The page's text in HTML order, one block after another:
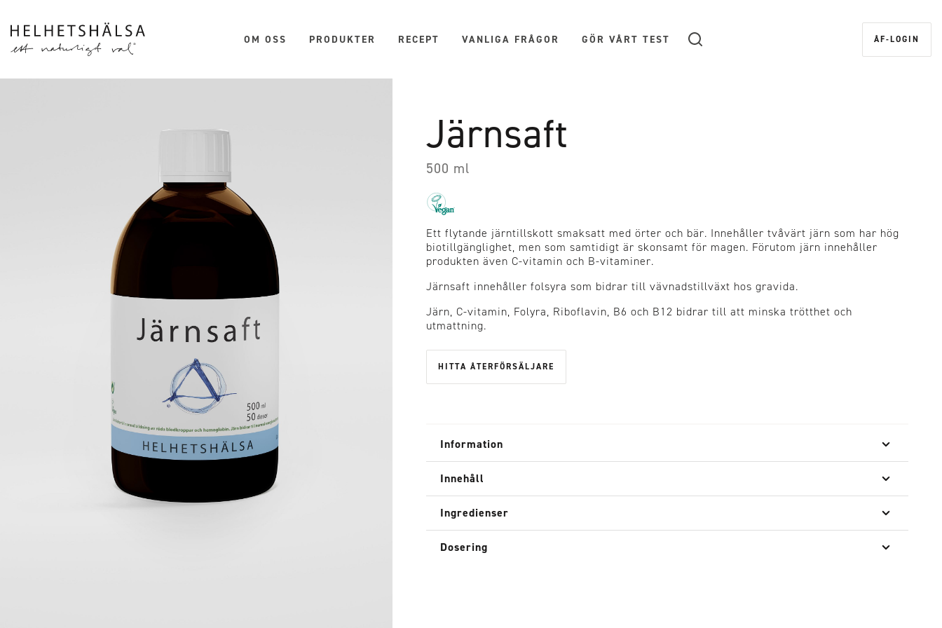
OM OSS PRODUKTER RECEPT VANLIGA FRÅGOR GÖR VÅRT TEST Sök ÅF-LOGIN
Järnsaft
500 ml
Ett flytande järntillskott smaksatt med örter och bär. Innehåller tvåvärt järn som har hög
biotillgänglighet, men som samtidigt är skonsamt för magen. Förutom järn innehåller
produkten även C-vitamin och B-vitaminer.
Järnsaft innehåller folsyra som bidrar till vävnadstillväxt hos gravida.
Järn, C-vitamin, Folyra, Riboflavin, B6 och B12 bidrar till att minska trötthet och
utmattning.
HITTA ÅTERFÖRSÄLJARE
Information
Innehåll
Ingredienser
Dosering